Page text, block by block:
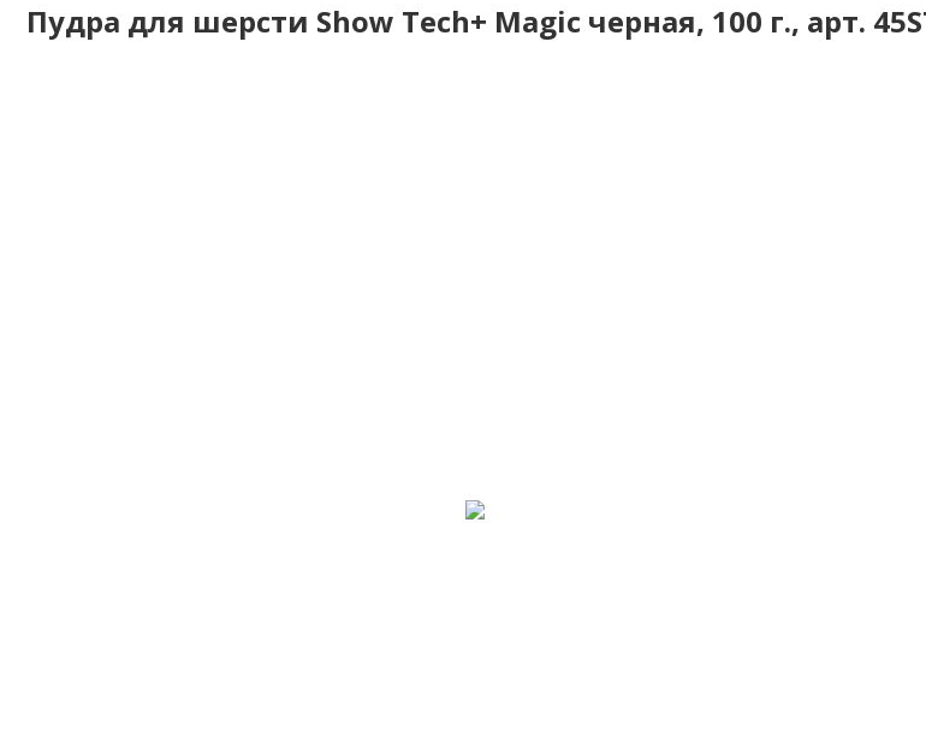
Пудра для шерсти Show Tech+ Magic черная, 100 г., арт.